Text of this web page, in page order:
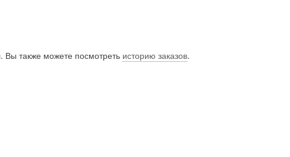
Вы также можете посмотреть историю заказов.